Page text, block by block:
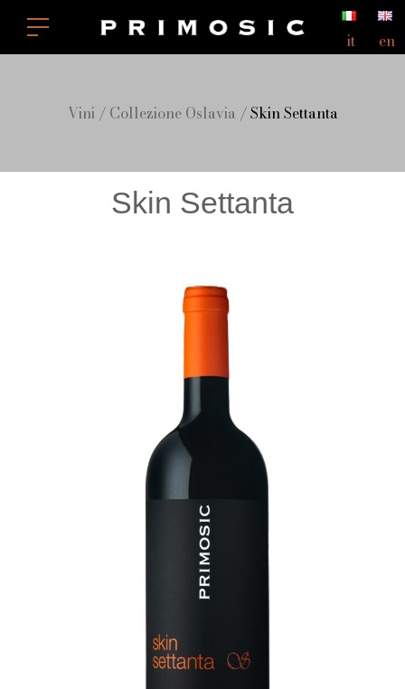
it en
Vini / Collezione Oslavia / Skin Settanta
Skin Settanta